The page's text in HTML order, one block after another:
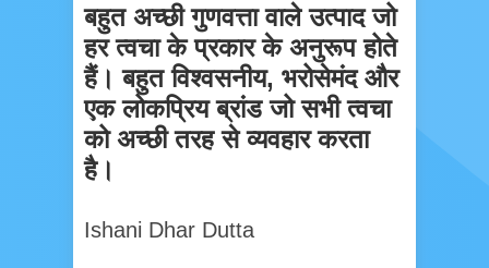
बहुत अच्छी गुणवत्ता वाले उत्पाद जो
हर त्वचा के प्रकार के अनुरूप होते
हैं। बहुत विश्वसनीय, भरोसेमंद और
एक लोकप्रिय ब्रांड जो सभी त्वचा
को अच्छी तरह से व्यवहार करता
है।
Ishani Dhar Dutta